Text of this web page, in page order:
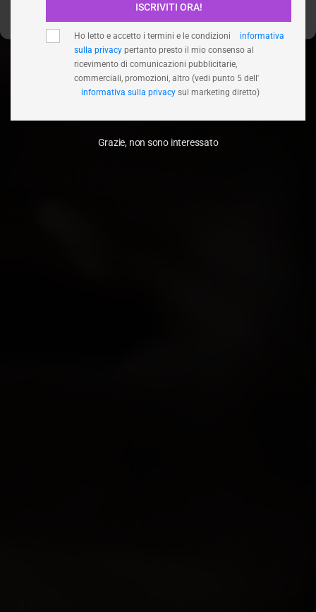
Visualizza le preferenze
ISCRIVITI ORA!
Ho letto e accetto i termini e le condizioni
informativa
sulla privacy pertanto presto il mio consenso al
ricevimento di comunicazioni pubblicitarie,
commerciali, promozioni, altro (vedi punto 5 dell'
informativa sulla privacy sul marketing diretto)
Grazie, non sono interessato